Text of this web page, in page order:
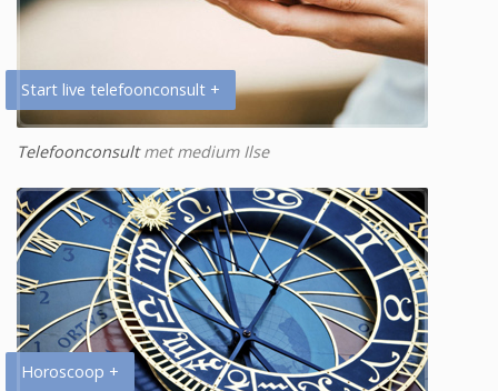
Start live telefoonconsult +
Telefoonconsultmet medium Ilse
Horoscoop +